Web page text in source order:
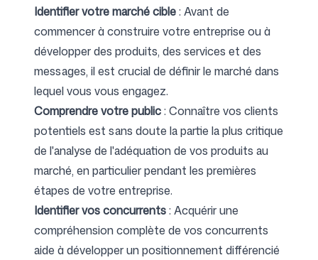
Identifier votre marché cible: Avant de
commencer à construire votre entreprise ou à
développer des produits, des services et des
messages, il est crucial de définir le marché dans
lequel vous vous engagez.
Comprendre votre public: Connaître vos clients
potentiels est sans doute la partie la plus critique
de l'analyse de l'adéquation de vos produits au
marché, en particulier pendant les premières
étapes de votre entreprise.
Identifier vos concurrents: Acquérir une
compréhension complète de vos concurrents
aide à développer un positionnement différencié